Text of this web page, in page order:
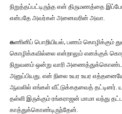
நிறுத்தப்பட்டிருந்த என் திருமணத்தை
என்பதே அவர்கள் அனைவரின் அவா.
கணினிப் பொறியியல், பணம் கொழிக்கும்
கொழிக்கவில்லை என்றாலும் எனக்குக்
நிறுவனம் ஒன்று வாரி
அனுப்பியது. என் நிலை உயர உயர
ஆவலில் எங்கள் வீட்டுக்கதவைத் தட்டினர்.
தள்ளி இருக்கும் ரங்கராஜன் மாமா வந்து
காத்துக்கொண்டிருந்தேன்.